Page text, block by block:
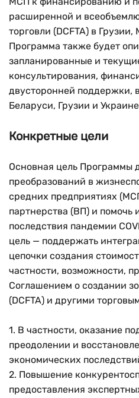
расширенной и
торговли (DCFTA) в
Программа также будет
запланированные и
консультирования,
двусторонней поддержки,
Беларуси, Грузии и
Конкретные цели
Основная цель Программы
преобразований в
средних предприятиях
партнерства (ВП) и помочь
последствия пандемии
цель — поддержать
цепочки создания
частности, возможности,
Соглашением о создании
(DCFTA) и другими
1. В частности, оказание
преодолении и
экономических
2. Повышение
предоставления